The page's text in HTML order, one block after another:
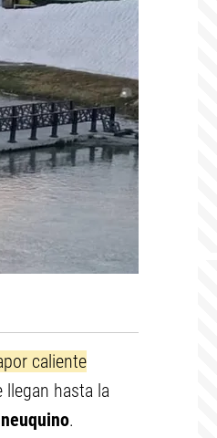
caliente
llegan hasta la
.